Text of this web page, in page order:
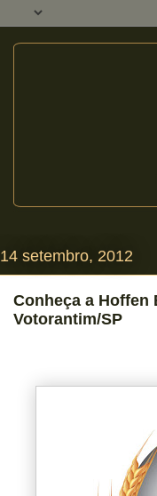
14 setembro, 2012
Conheça a Hoffen
Votorantim/SP